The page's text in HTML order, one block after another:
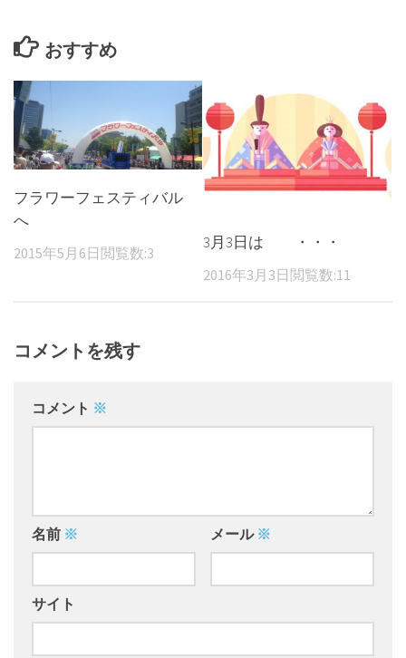
おすすめ
フラワーフェスティバル
へ
2015年5月6日 閲覧数:3
3月3日は ・・・
2016年3月3日 閲覧数:11
コメントを残す
コメント ※
名前 ※ メール ※
サイト